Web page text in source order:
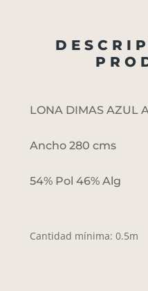
LONA DIMAS AZUL
Ancho 280 cms
54% Pol 46% Alg
Cantidad mínima: 0.5m